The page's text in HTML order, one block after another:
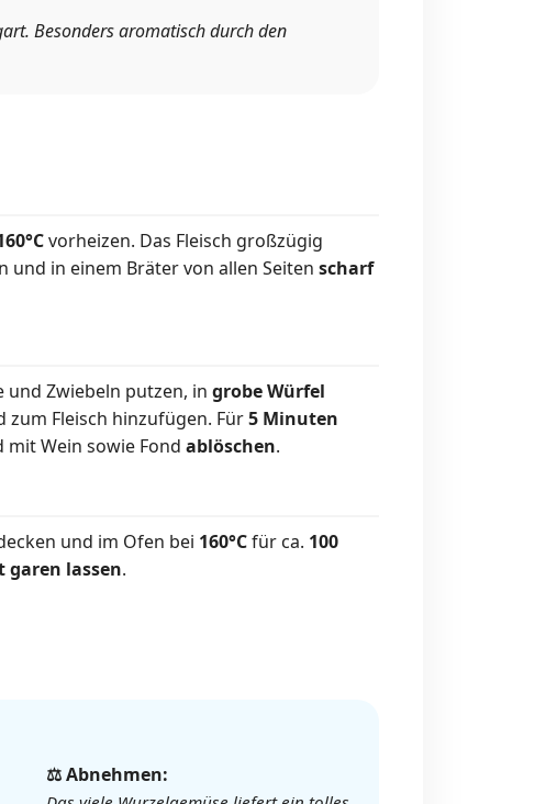
Besonders aromatisch durch den
vorheizen. Das Fleisch großzügig
und in einem Bräter von allen Seiten scharf
und Zwiebeln putzen, in grobe Würfel
zum Fleisch hinzufügen. Für5 Minuten
mit Wein sowie Fond ablöschen.
und im Ofen bei 160°Cfür ca. 100
lassen.
⚖️ Abnehmen: